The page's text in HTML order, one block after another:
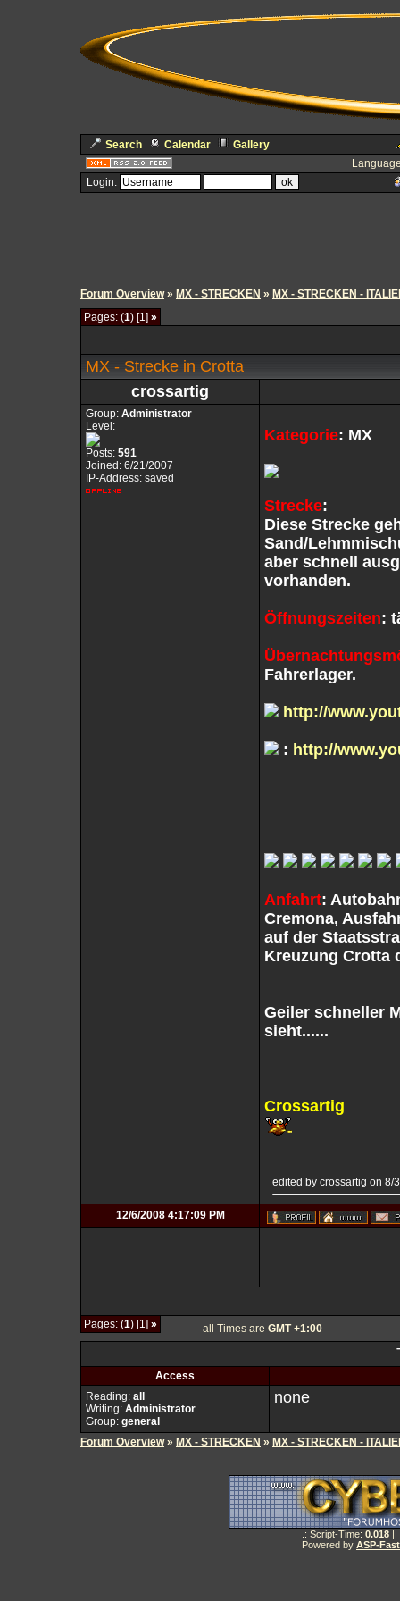
Search Calendar
Gallery
Login:
Forum Overview » MX - STRECKEN » MX - STRECKEN -
Pages: (1) [1] »
MX - Strecke in Crotta
crossartig
Group: Administrator
Level:
Posts: 591
Joined: 6/21/2007
IP-Address: saved
Kategorie: MX
Strecke:
Diese Strecke
Sand/
aber schnell
vorhanden.
Öffnungszeiten:
Fahrerlager.
http://
: http://
Anfahrt:
Cremona,
auf der
Kreuzung Crotta
Geiler schneller
sieht......
Crossartig
edited by crossartig on 8/
12/6/2008 4:17:09 PM
Pages: (1) [1] » all Times are GMT +1:00
Access
Reading: all
Writing: Administrator
Group: general
none
Forum Overview » MX - STRECKEN » MX - STRECKEN -
.: Script-Time: 0.018 ||
Powered by ASP-